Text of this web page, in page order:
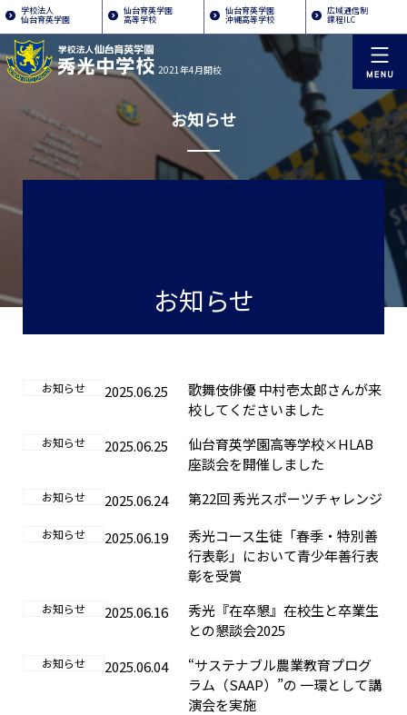
学校法人
仙台育英学園
仙台育英学園
高等学校
仙台育英学園
沖縄高等学校
広域通信制
課程ILC
2021年4月開校
お知らせ
お知らせ
お知らせ 2025.06.25
歌舞伎俳優 中村壱太郎さんが来
校してくださいました
お知らせ 2025.06.25
仙台育英学園高等学校×HLAB
座談会を開催しました
お知らせ 2025.06.24 第22回 秀光スポーツチャレンジ
お知らせ 2025.06.19
秀光コース生徒「春季・特別善
行表彰」において青少年善行表
彰を受賞
お知らせ 2025.06.16
秀光『在卒懇』在校生と卒業生
との懇談会2025
お知らせ 2025.06.04
“サステナブル農業教育プログ
ラム（SAAP）”の 一環として講
演会を実施